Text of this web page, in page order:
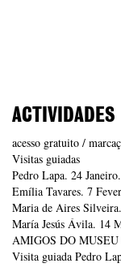
ACTIVIDADES
acesso gratuito /
Visitas guiadas
Pedro Lapa. 24
Emília Tavares. 7
Maria de Aires
María Jesús Ávila. 14
AMIGOS DO
Visita guiada Pedro